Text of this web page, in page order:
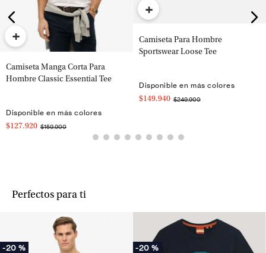
+
Camiseta Manga Corta Para
Hombre Classic Essential Tee
Disponible en más colores
$127.920 $159.900
+
Camiseta Para Hombre
Sportswear Loose Tee
Disponible en más colores
$149.940 $249.900
Perfectos para ti
-20 % -20 %